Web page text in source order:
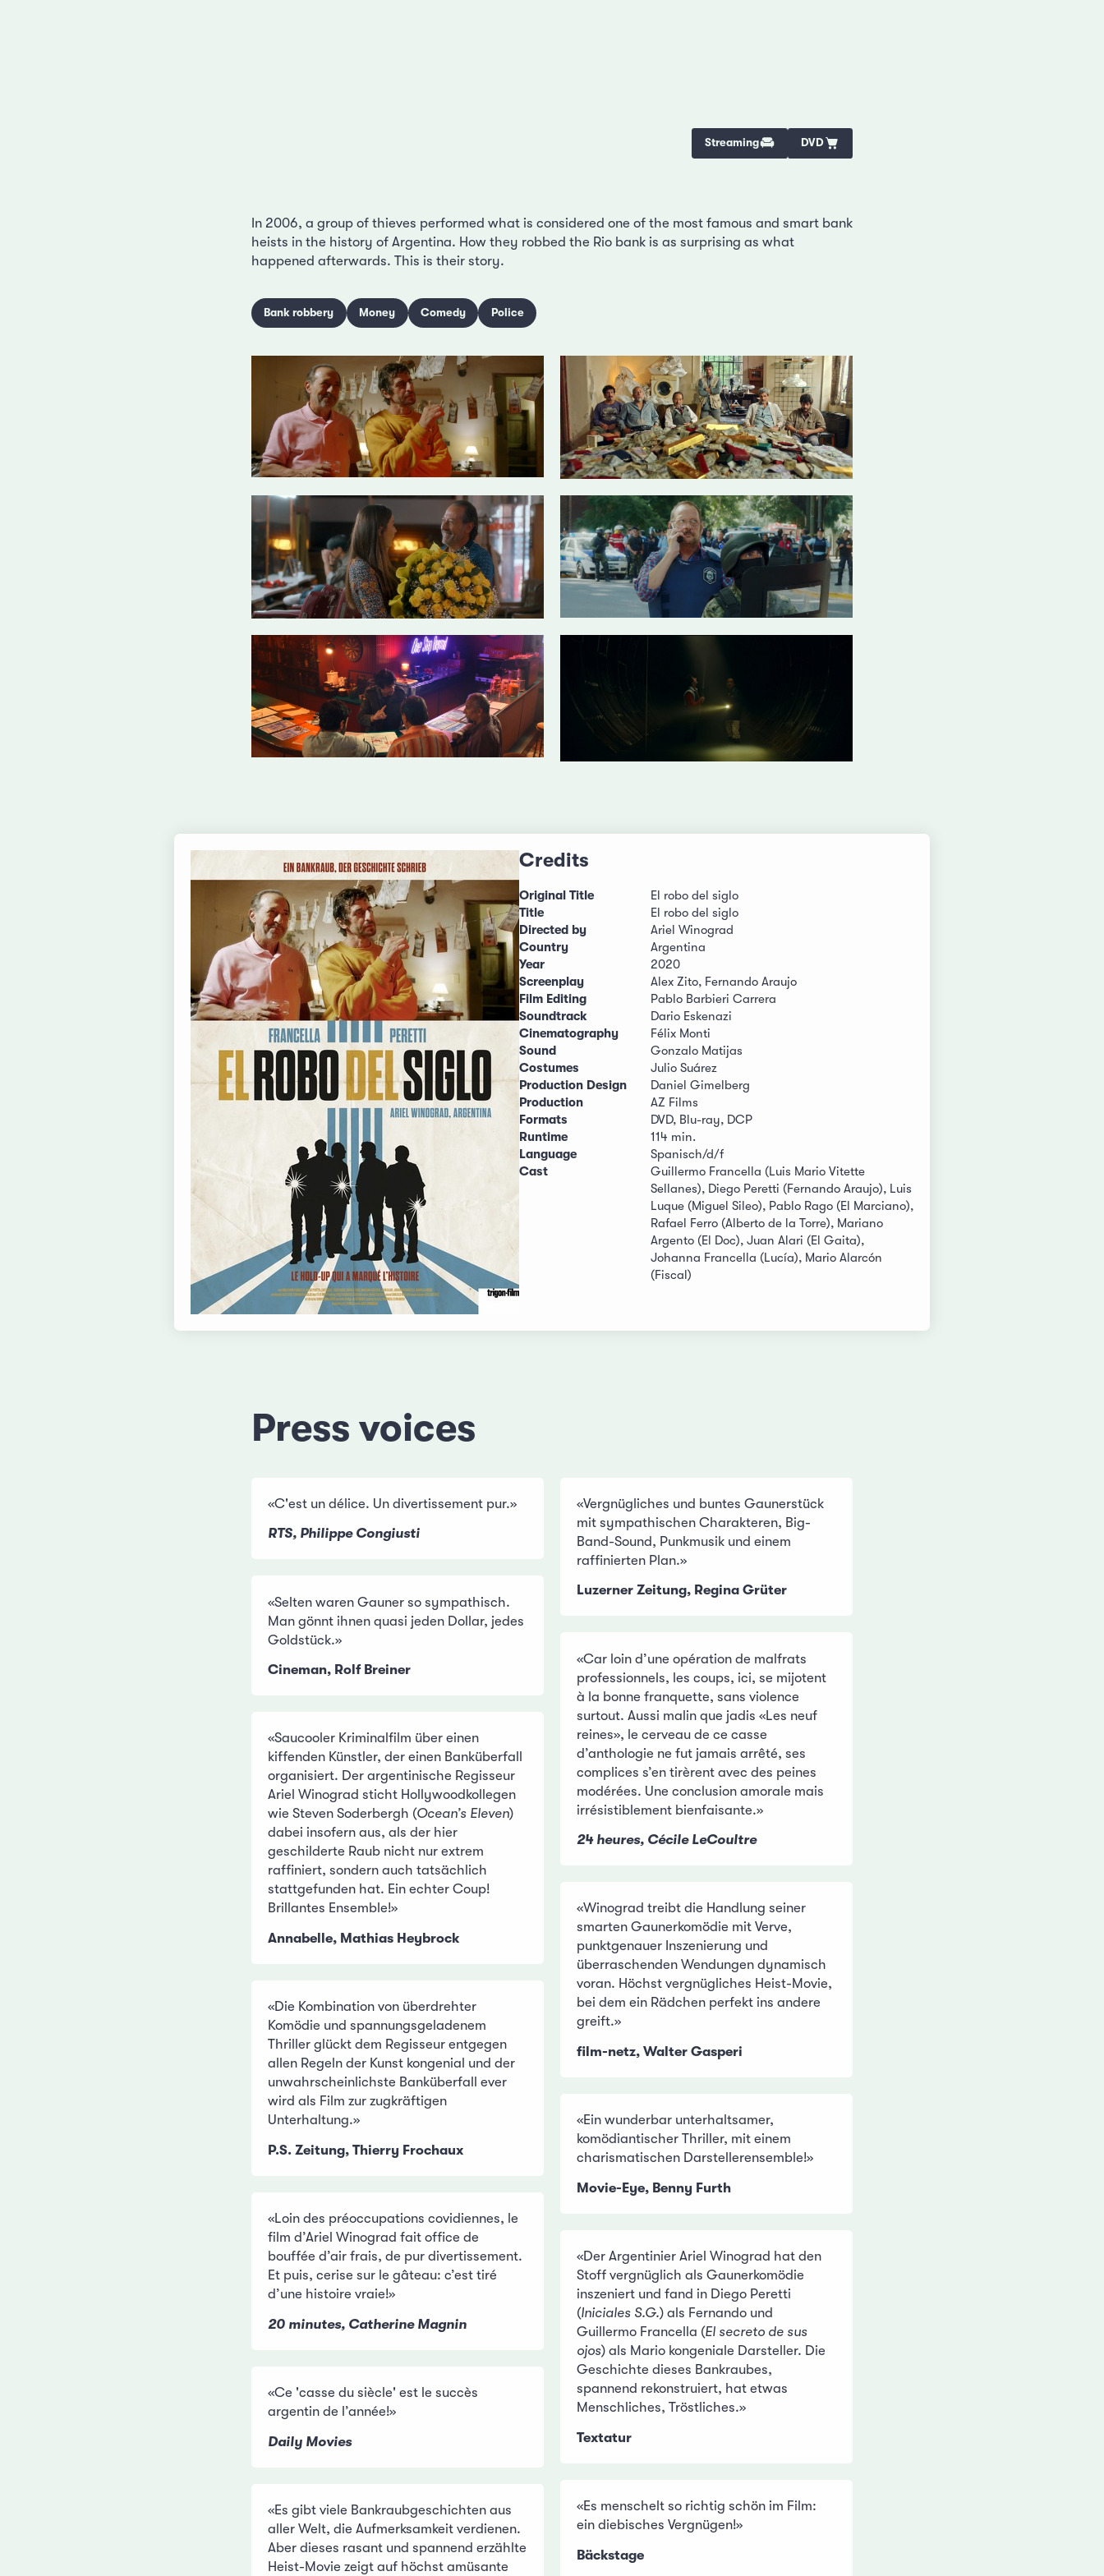
Streaming DVD
In 2006, a group of thieves performed what is considered one of the most famous and smart bank
heists in the history of Argentina. How they robbed the Rio bank is as surprising as what
happened afterwards. This is their story.
Bank robbery Money Comedy Police
Credits
Original Title
El robo del siglo
Title
El robo del siglo
Directed by
Ariel Winograd
Country
Argentina
Year
2020
Screenplay
Alex Zito, Fernando Araujo
Film Editing
Pablo Barbieri Carrera
Soundtrack
Dario Eskenazi
Cinematography
Félix Monti
Sound
Gonzalo Matijas
Costumes
Julio Suárez
Production Design
Daniel Gimelberg
Production
AZ Films
Formats
DVD, Blu-ray, DCP
Runtime
114 min.
Language
Spanisch/d/f
Cast
Guillermo Francella (Luis Mario Vitette
Sellanes), Diego Peretti (Fernando Araujo), Luis
Luque (Miguel Sileo), Pablo Rago (El Marciano),
Rafael Ferro (Alberto de la Torre), Mariano
Argento (El Doc), Juan Alari (El Gaita),
Johanna Francella (Lucía), Mario Alarcón
(Fiscal)
Press voices
«C'est un délice. Un divertissement pur.»
RTS, Philippe Congiusti
«Selten waren Gauner so sympathisch.
Man gönnt ihnen quasi jeden Dollar, jedes
Goldstück.»
Cineman, Rolf Breiner
«Saucooler Kriminalfilm über einen
kiffenden Künstler, der einen Banküberfall
organisiert. Der argentinische Regisseur
Ariel Winograd sticht Hollywoodkollegen
wie Steven Soderbergh (Ocean’s Eleven)
dabei insofern aus, als der hier
geschilderte Raub nicht nur extrem
raffiniert, sondern auch tatsächlich
stattgefunden hat. Ein echter Coup!
Brillantes Ensemble!»
Annabelle, Mathias Heybrock
«Die Kombination von überdrehter
Komödie und spannungsgeladenem
Thriller glückt dem Regisseur entgegen
allen Regeln der Kunst kongenial und der
unwahrscheinlichste Banküberfall ever
wird als Film zur zugkräftigen
Unterhaltung.»
P.S. Zeitung, Thierry Frochaux
«Loin des préoccupations covidiennes, le
film d’Ariel Winograd fait office de
bouffée d’air frais, de pur divertissement.
Et puis, cerise sur le gâteau: c’est tiré
d’une histoire vraie!»
20 minutes, Catherine Magnin
«Ce 'casse du siècle' est le succès
argentin de l’année!»
Daily Movies
«Es gibt viele Bankraubgeschichten aus
aller Welt, die Aufmerksamkeit verdienen.
Aber dieses rasant und spannend erzählte
Heist-Movie zeigt auf höchst amüsante
«Vergnügliches und buntes Gaunerstück
mit sympathischen Charakteren, Big-
Band-Sound, Punkmusik und einem
raffinierten Plan.»
Luzerner Zeitung, Regina Grüter
«Car loin d’une opération de malfrats
professionnels, les coups, ici, se mijotent
à la bonne franquette, sans violence
surtout. Aussi malin que jadis «Les neuf
reines», le cerveau de ce casse
d’anthologie ne fut jamais arrêté, ses
complices s’en tirèrent avec des peines
modérées. Une conclusion amorale mais
irrésistiblement bienfaisante.»
24 heures, Cécile LeCoultre
«Winograd treibt die Handlung seiner
smarten Gaunerkomödie mit Verve,
punktgenauer Inszenierung und
überraschenden Wendungen dynamisch
voran. Höchst vergnügliches Heist-Movie,
bei dem ein Rädchen perfekt ins andere
greift.»
film-netz, Walter Gasperi
«Ein wunderbar unterhaltsamer,
komödiantischer Thriller, mit einem
charismatischen Darstellerensemble!»
Movie-Eye, Benny Furth
«Der Argentinier Ariel Winograd hat den
Stoff vergnüglich als Gaunerkomödie
inszeniert und fand in Diego Peretti
(Iniciales S.G.) als Fernando und
Guillermo Francella (El secreto de sus
ojos) als Mario kongeniale Darsteller. Die
Geschichte dieses Bankraubes,
spannend rekonstruiert, hat etwas
Menschliches, Tröstliches.»
Textatur
«Es menschelt so richtig schön im Film:
ein diebisches Vergnügen!»
Bäckstage